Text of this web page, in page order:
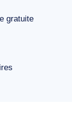
gratuite